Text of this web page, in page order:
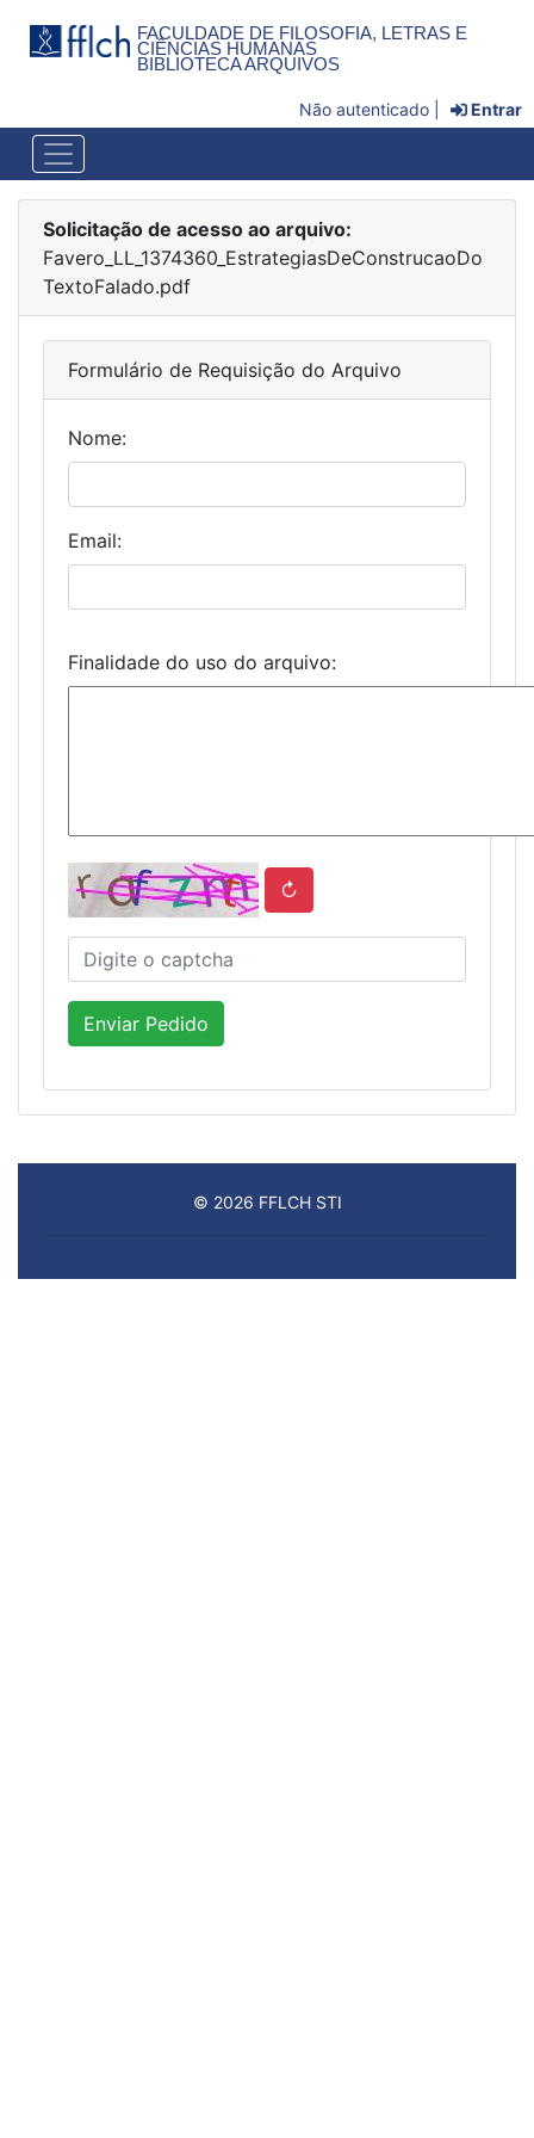
FACULDADE DE FILOSOFIA, LETRAS E
CIÊNCIAS HUMANAS
BIBLIOTECA ARQUIVOS
Não autenticado | Entrar
Solicitação de acesso ao arquivo:
Favero_LL_1374360_EstrategiasDeConstrucaoDo
TextoFalado.pdf
Formulário de Requisição do Arquivo
Nome:
Email:
Finalidade do uso do arquivo:
↻
Enviar Pedido
© 2026 FFLCH STI